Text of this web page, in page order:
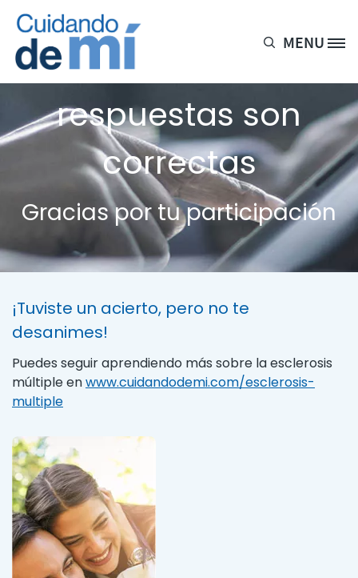
Site Logo MENU
1 de cada 5
respuestas son
correctas
Gracias por tu participación
¡Tuviste un acierto, pero no te
desanimes!
Puedes seguir aprendiendo más sobre la esclerosis
múltiple enwww.cuidandodemi.com/esclerosis-
multiple